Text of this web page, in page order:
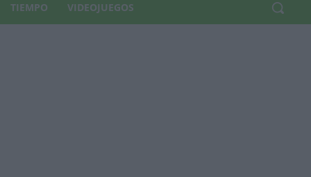
TIEMPO VIDEOJUEGOS